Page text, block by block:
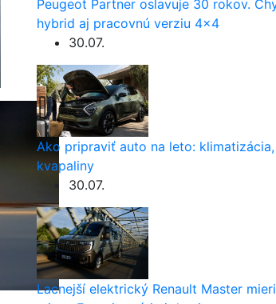
Peugeot Partner oslavuje 30 rokov.
hybrid aj pracovnú verziu 4×4
30.07.
Ako pripraviť auto na leto:
kvapaliny
30.07.
Lacnejší elektrický Renault Master